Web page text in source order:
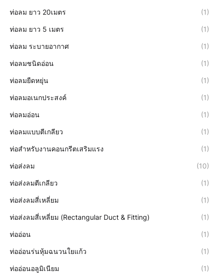
ท่อลม ยาว 20เมตร (1)
ท่อลม ยาว 5 เมตร (1)
ท่อลม ระบายอากาศ (1)
ท่อลมชนิดอ่อน (1)
ท่อลมยืดหยุ่น (1)
ท่อลมอเนกประสงค์ (1)
ท่อลมอ่อน (1)
ท่อลมแบบตีเกลียว (1)
ท่อสำหรับงานคอนกรีตเสริมแรง (1)
ท่อส่งลม (10)
ท่อส่งลมตีเกลียว (1)
ท่อส่งลมสี่เหลี่ยม (1)
ท่อส่งลมสี่เหลี่ยม (Rectangular Duct & Fitting) (1)
ท่ออ่อน (1)
ท่ออ่อนร่นหุ้มฉนวนใยแก้ว (1)
ท่ออ่อนอลูมิเนียม (1)